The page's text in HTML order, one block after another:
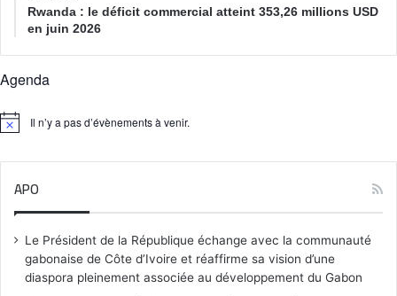
Rwanda : le déficit commercial atteint 353,26 millions USD
en juin 2026
Agenda
N
Il n’y a pas d’évènements à venir.
APO
Le Président de la République échange avec la communauté
gabonaise de Côte d’Ivoire et réaffirme sa vision d’une
diaspora pleinement associée au développement du Gabon